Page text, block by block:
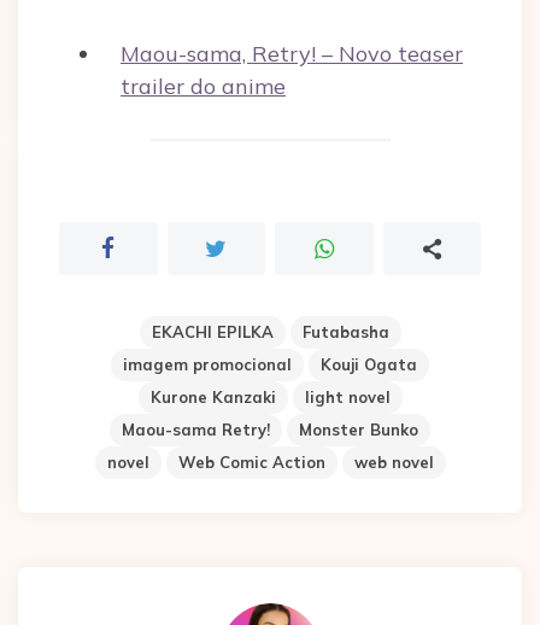
Maou-sama, Retry! – Novo teaser
trailer do anime
EKACHI EPILKA
Futabasha
imagem promocional
Kouji Ogata
Kurone Kanzaki
light novel
Maou-sama Retry!
Monster Bunko
novel
Web Comic Action web novel